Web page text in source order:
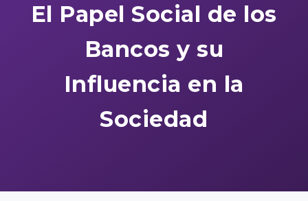
El Papel Social de los
Bancos y su
Influencia en la
Sociedad